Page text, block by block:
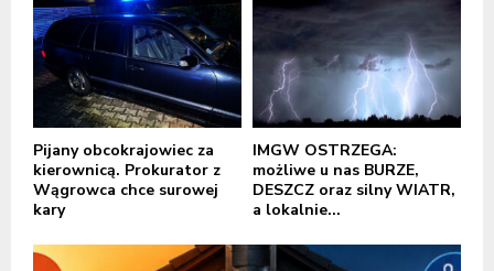
Pijany obcokrajowiec za
kierownicą. Prokurator z
Wągrowca chce surowej
kary
IMGW OSTRZEGA:
możliwe u nas BURZE,
DESZCZ oraz silny WIATR,
a lokalnie...